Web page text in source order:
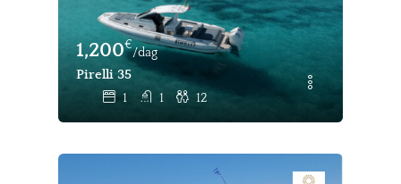
1,200€
/dag
Pirelli 35
1 1 12